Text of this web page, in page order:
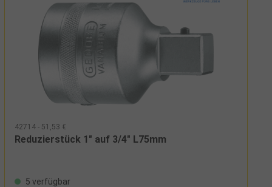
42714 - 51,53 €
Reduzierstück 1" auf 3/4" L75mm
5 verfügbar